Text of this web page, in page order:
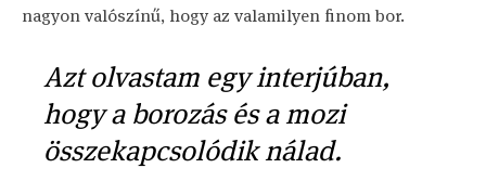
nagyon valószínű, hogy az valamilyen finom bor.
Azt olvastam egy interjúban,
hogy a borozás és a mozi
összekapcsolódik nálad.